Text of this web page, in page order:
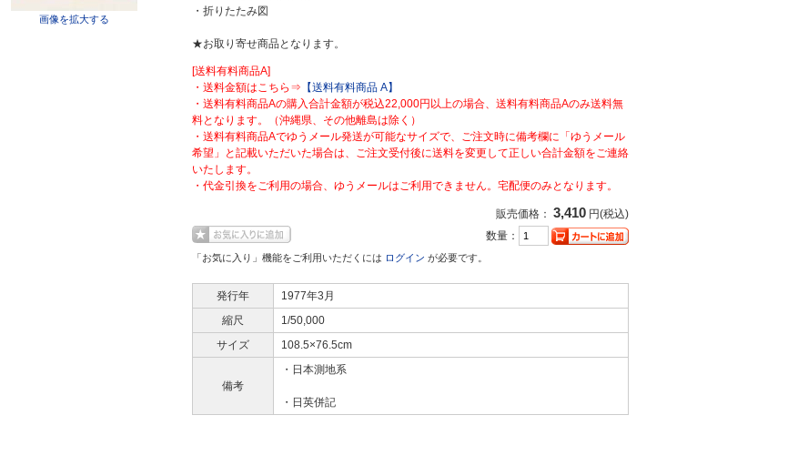
画像を拡大する
・折りたたみ図
★お取り寄せ商品となります。
[送料有料商品A]
・送料金額はこちら⇒ 【送料有料商品 A】
・送料有料商品Aの購入合計金額が税込22,000円以上の場合、送料有料商品Aのみ送料無
料となります。（沖縄県、その他離島は除く）
・送料有料商品Aでゆうメール発送が可能なサイズで、ご注文時に備考欄に「ゆうメール
希望」と記載いただいた場合は、ご注文受付後に送料を変更して正しい合計金額をご連絡
いたします。
・代金引換をご利用の場合、ゆうメールはご利用できません。宅配便のみとなります。
販売価格： 3,410 円(税込)
数量：
「お気に入り」機能をご利用いただくには ログイン が必要です。
発行年
1977年3月
縮尺
1/50,000
サイズ
108.5×76.5cm
備考
・日本測地系
・日英併記